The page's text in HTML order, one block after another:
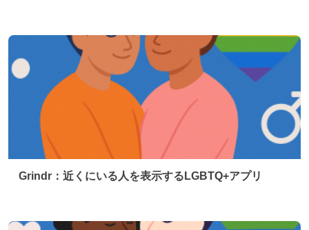
Grindr：近くにいる人を表示するLGBTQ+アプリ